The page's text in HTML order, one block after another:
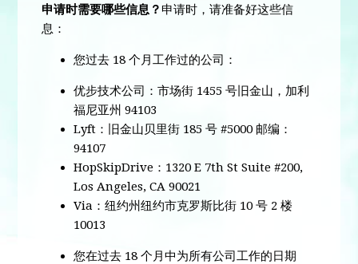
申请时需要哪些信息？ 申请时，请准备好这些信
息：
您过去 18 个月工作过的公司：
优步技术公司：市场街 1455 号 旧金山，加利
福尼亚州 94103
Lyft：
旧金山贝里街 185 号 #5000 邮编：
94107
HopSkipDrive：1320 E 7th St Suite #200,
Los Angeles, CA 90021
Via：纽约州纽约市克罗斯比街 10 号 2 楼
10013
您在过去 18 个月中为所有公司工作的日期